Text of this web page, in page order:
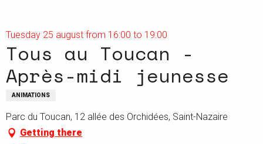
Tuesday 25 august from 16:00 to 19:00
Tous au Toucan -
Après-midi jeunesse
ANIMATIONS
Parc du Toucan, 12 allée des Orchidées, Saint-Nazaire
Getting there